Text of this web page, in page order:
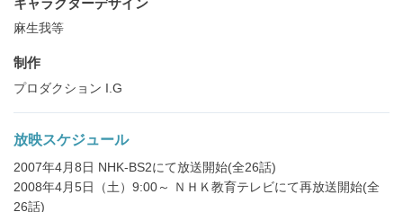
麻生我等
制作
プロダクション I.G
放映スケジュール
2007年4月8日 NHK-BS2にて放送開始(全26話)
2008年4月5日（土）9:00～ ＮＨＫ教育テレビにて再放送開始(全
26話)